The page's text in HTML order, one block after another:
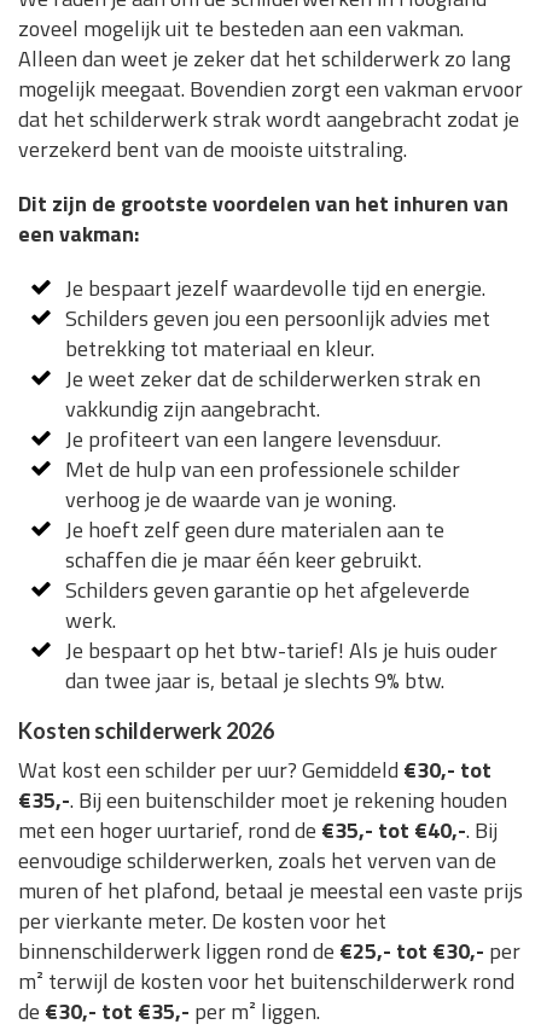
zoveel mogelijk uit te besteden aan een vakman.
Alleen dan weet je zeker dat het schilderwerk zo lang
mogelijk meegaat. Bovendien zorgt een vakman ervoor
dat het schilderwerk strak wordt aangebracht zodat je
verzekerd bent van de mooiste uitstraling.
Dit zijn de grootste voordelen van het inhuren van
een vakman:
Je bespaart jezelf waardevolle tijd en energie.
Schilders geven jou een persoonlijk advies met
betrekking tot materiaal en kleur.
Je weet zeker dat de schilderwerken strak en
vakkundig zijn aangebracht.
Je profiteert van een langere levensduur.
Met de hulp van een professionele schilder
verhoog je de waarde van je woning.
Je hoeft zelf geen dure materialen aan te
schaffen die je maar één keer gebruikt.
Schilders geven garantie op het afgeleverde
werk.
Je bespaart op het btw-tarief! Als je huis ouder
dan twee jaar is, betaal je slechts 9% btw.
Kosten schilderwerk 2026
Wat kost een schilder per uur? Gemiddeld €30,- tot
€35,-. Bij een buitenschilder moet je rekening houden
met een hoger uurtarief, rond de €35,- tot €40,-. Bij
eenvoudige schilderwerken, zoals het verven van de
muren of het plafond, betaal je meestal een vaste prijs
per vierkante meter. De kosten voor het
binnenschilderwerk liggen rond de €25,- tot €30,- per
m² terwijl de kosten voor het buitenschilderwerk rond
de €30,- tot €35,- per m² liggen.